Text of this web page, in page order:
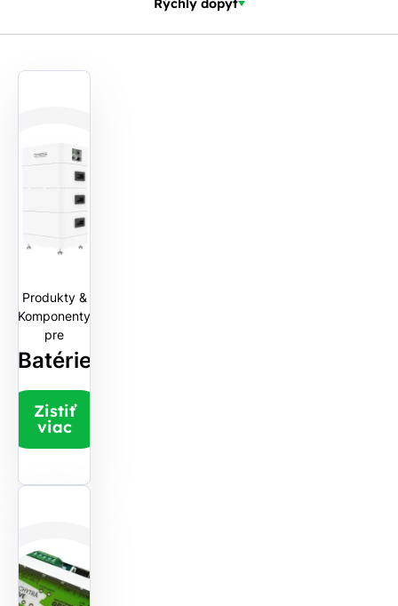
Rýchly dopyt
Produkty &
Komponenty
pre
Batérie
Zistiť
viac